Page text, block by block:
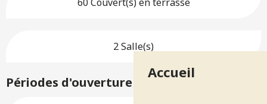
Accueil
2 Salle(s)
Périodes d'ouverture